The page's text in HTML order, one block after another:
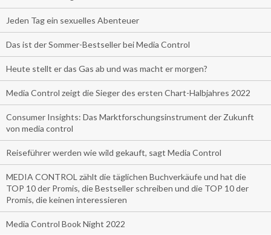
Jeden Tag ein sexuelles Abenteuer
Das ist der Sommer-Bestseller bei Media Control
Heute stellt er das Gas ab und was macht er morgen?
Media Control zeigt die Sieger des ersten Chart-Halbjahres 2022
Consumer Insights: Das Marktforschungsinstrument der Zukunft
von media control
Reiseführer werden wie wild gekauft, sagt Media Control
MEDIA CONTROL zählt die täglichen Buchverkäufe und hat die
TOP 10 der Promis, die Bestseller schreiben und die TOP 10 der
Promis, die keinen interessieren
Media Control Book Night 2022